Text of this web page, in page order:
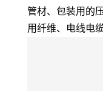
管材、包装用的
用纤维、电线电缆